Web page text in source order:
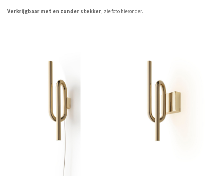
Verkrijgbaar met en zonder stekker, zie foto hieronder.